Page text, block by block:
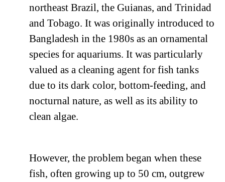
northeast Brazil, the Guianas, and Trinidad
and Tobago. It was originally introduced to
Bangladesh in the 1980s as an ornamental
species for aquariums. It was particularly
valued as a cleaning agent for fish tanks
due to its dark color, bottom-feeding, and
nocturnal nature, as well as its ability to
clean algae.
However, the problem began when these
fish, often growing up to 50 cm, outgrew